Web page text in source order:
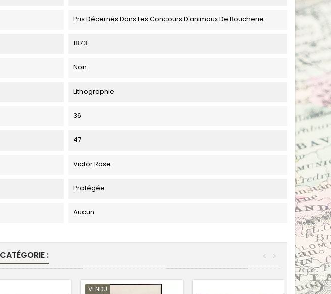
Prix Décernés Dans Les Concours D'animaux De Boucherie
1873
Non
Lithographie
36
47
Victor Rose
Protégée
Aucun
: >
<
VENDU